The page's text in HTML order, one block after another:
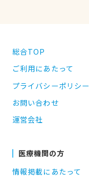
総合TOP
ご利用にあたって
プライバシーポリシー
お問い合わせ
運営会社
医療機関の方
情報掲載にあたって